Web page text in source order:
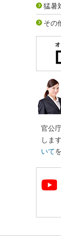
猛暑
その
官公
しま
いて